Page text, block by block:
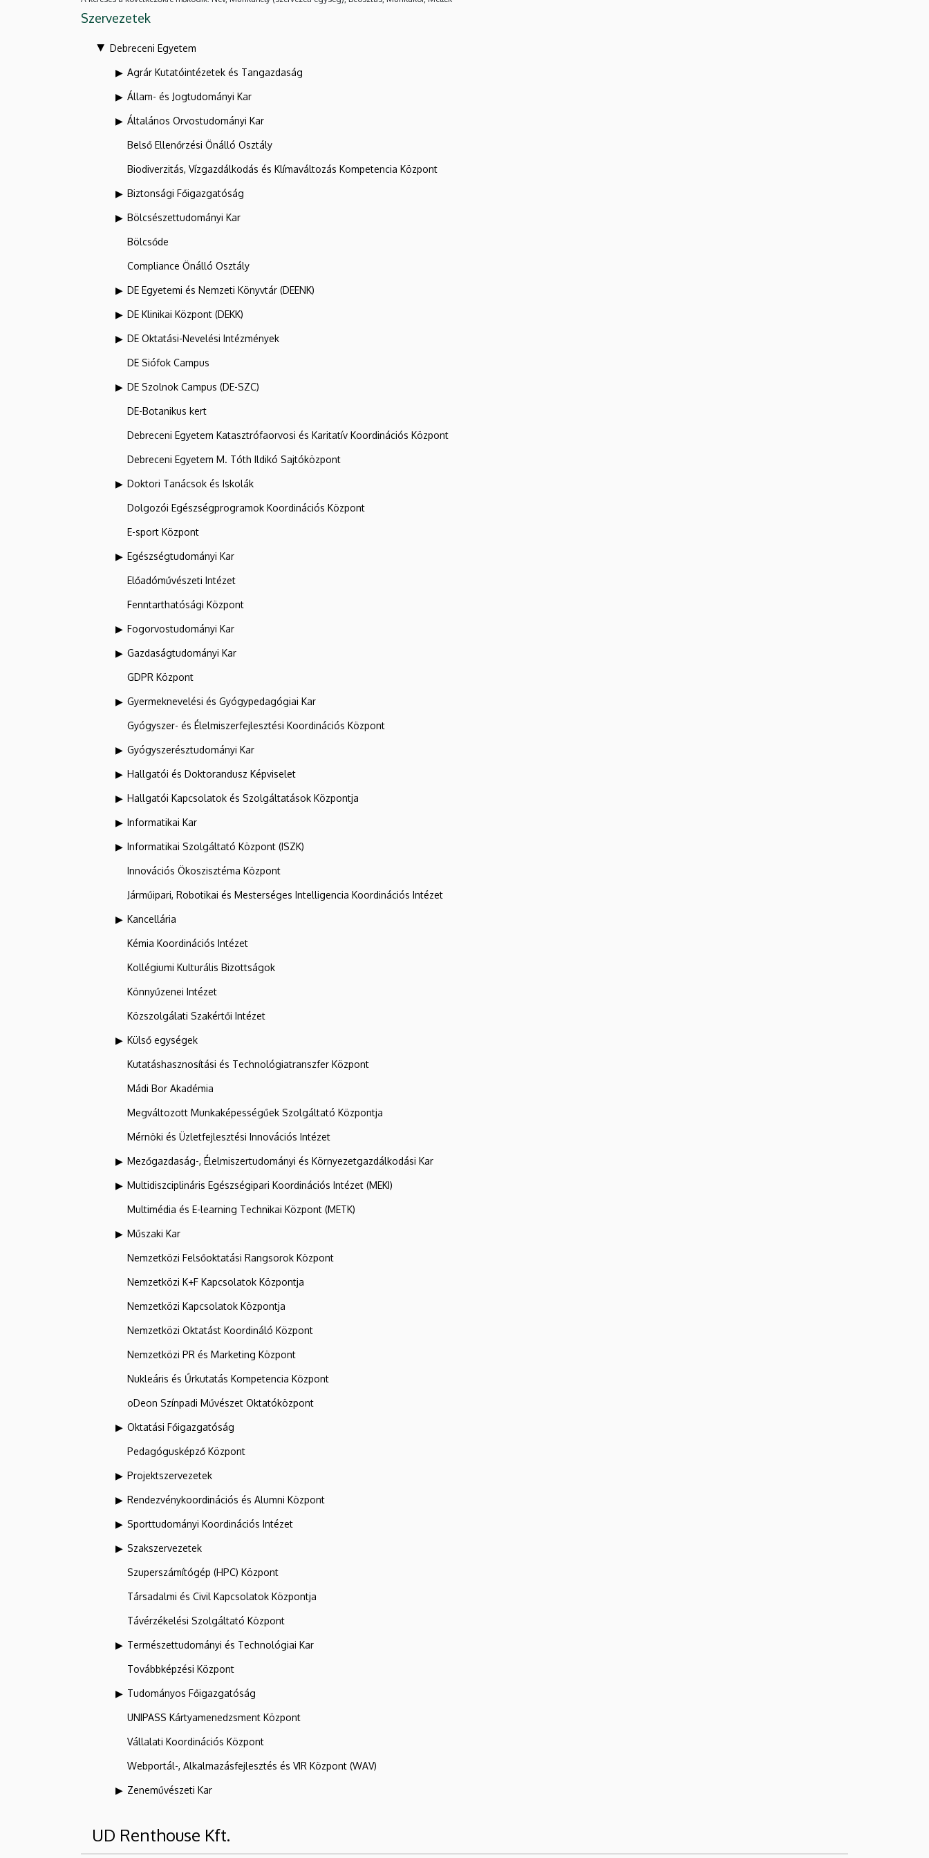
Szervezetek
Debreceni Egyetem
Agrár Kutatóintézetek és Tangazdaság
Állam- és Jogtudományi Kar
Általános Orvostudományi Kar
Belső Ellenőrzési Önálló Osztály
Biodiverzitás, Vízgazdálkodás és Klímaváltozás Kompetencia Központ
Biztonsági Főigazgatóság
Bölcsészettudományi Kar
Bölcsőde
Compliance Önálló Osztály
DE Egyetemi és Nemzeti Könyvtár (DEENK)
DE Klinikai Központ (DEKK)
DE Oktatási-Nevelési Intézmények
DE Siófok Campus
DE Szolnok Campus (DE-SZC)
DE-Botanikus kert
Debreceni Egyetem Katasztrófaorvosi és Karitatív Koordinációs Központ
Debreceni Egyetem M. Tóth Ildikó Sajtóközpont
Doktori Tanácsok és Iskolák
Dolgozói Egészségprogramok Koordinációs Központ
E-sport Központ
Egészségtudományi Kar
Előadóművészeti Intézet
Fenntarthatósági Központ
Fogorvostudományi Kar
Gazdaságtudományi Kar
GDPR Központ
Gyermeknevelési és Gyógypedagógiai Kar
Gyógyszer- és Élelmiszerfejlesztési Koordinációs Központ
Gyógyszerésztudományi Kar
Hallgatói és Doktorandusz Képviselet
Hallgatói Kapcsolatok és Szolgáltatások Központja
Informatikai Kar
Informatikai Szolgáltató Központ (ISZK)
Innovációs Ökoszisztéma Központ
Járműipari, Robotikai és Mesterséges Intelligencia Koordinációs Intézet
Kancellária
Kémia Koordinációs Intézet
Kollégiumi Kulturális Bizottságok
Könnyűzenei Intézet
Közszolgálati Szakértői Intézet
Külső egységek
Kutatáshasznosítási és Technológiatranszfer Központ
Mádi Bor Akadémia
Megváltozott Munkaképességűek Szolgáltató Központja
Mérnöki és Üzletfejlesztési Innovációs Intézet
Mezőgazdaság-, Élelmiszertudományi és Környezetgazdálkodási Kar
Multidiszciplináris Egészségipari Koordinációs Intézet (MEKI)
Multimédia és E-learning Technikai Központ (METK)
Műszaki Kar
Nemzetközi Felsőoktatási Rangsorok Központ
Nemzetközi K+F Kapcsolatok Központja
Nemzetközi Kapcsolatok Központja
Nemzetközi Oktatást Koordináló Központ
Nemzetközi PR és Marketing Központ
Nukleáris és Űrkutatás Kompetencia Központ
oDeon Színpadi Művészet Oktatóközpont
Oktatási Főigazgatóság
Pedagógusképző Központ
Projektszervezetek
Rendezvénykoordinációs és Alumni Központ
Sporttudományi Koordinációs Intézet
Szakszervezetek
Szuperszámítógép (HPC) Központ
Társadalmi és Civil Kapcsolatok Központja
Távérzékelési Szolgáltató Központ
Természettudományi és Technológiai Kar
Továbbképzési Központ
Tudományos Főigazgatóság
UNIPASS Kártyamenedzsment Központ
Vállalati Koordinációs Központ
Webportál-, Alkalmazásfejlesztés és VIR Központ (WAV)
Zeneművészeti Kar
UD Renthouse Kft.